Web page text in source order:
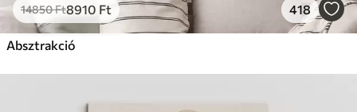
14850Ft8910 Ft 418
Absztrakció